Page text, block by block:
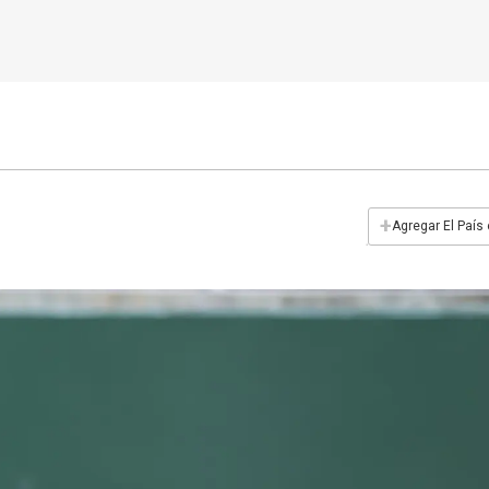
+Agregar El País